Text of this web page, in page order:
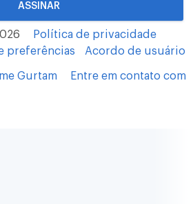
Política de privacidade
preferências
Acordo de usuário
Gurtam
Entre em contato com